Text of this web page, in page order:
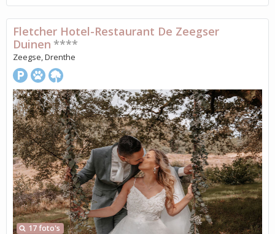
17 foto's
Fletcher Hotel-Restaurant De Zeegser
Duinen ****
Zeegse, Drenthe